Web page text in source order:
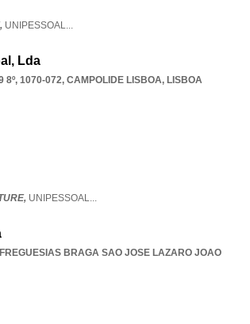
UNIPESSOAL...
Lda
8º, 1070-072, CAMPOLIDE LISBOA, LISBOA
UNIPESSOAL...
BRAGA SAO JOSE LAZARO JOAO